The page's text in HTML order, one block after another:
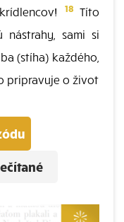
18 Títo
sami si
(stíha) každého,
pripravuje o život